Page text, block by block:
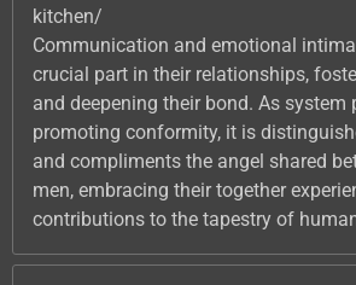
kitchen/
Communication and emotional
crucial part in their relationships,
and deepening their bond. As system
promoting conformity, it is
and compliments the angel shared
men, embracing their together
contributions to the tapestry of